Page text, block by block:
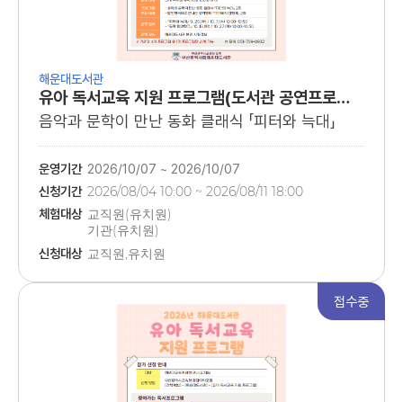
해운대도서관
유아 독서교육 지원 프로그램(도서관 공연프로그램)
음악과 문학이 만난 동화 클래식 「피터와 늑대」
운영기간 2026/10/07 ~ 2026/10/07
신청기간 2026/08/04 10:00 ~ 2026/08/11 18:00
체험대상 교직원(유치원)
기관(유치원)
관내 유치원 유아
신청대상 교직원,유치원
접수중